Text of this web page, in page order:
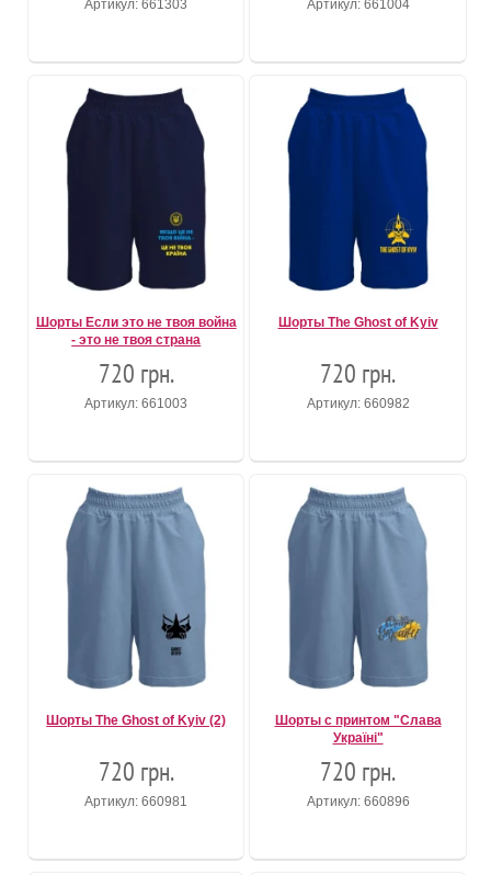
Артикул: 661303 Артикул: 661004
Шорты Если это не твоя война
- это не твоя страна
720 грн.
Артикул: 661003
Шорты The Ghost of Kyiv
720 грн.
Артикул: 660982
Шорты The Ghost of Kyiv (2)
720 грн.
Артикул: 660981
Шорты с принтом "Слава
Україні"
720 грн.
Артикул: 660896